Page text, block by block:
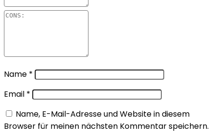
Name *
Email *
Name, E-Mail-Adresse und Website in diesem
Browser für meinen nächsten Kommentar speichern.